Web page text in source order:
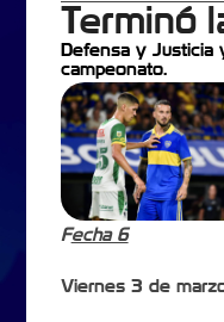
Terminó
Defensa y Justicia
campeonato.
Fecha 6
Viernes 3 de